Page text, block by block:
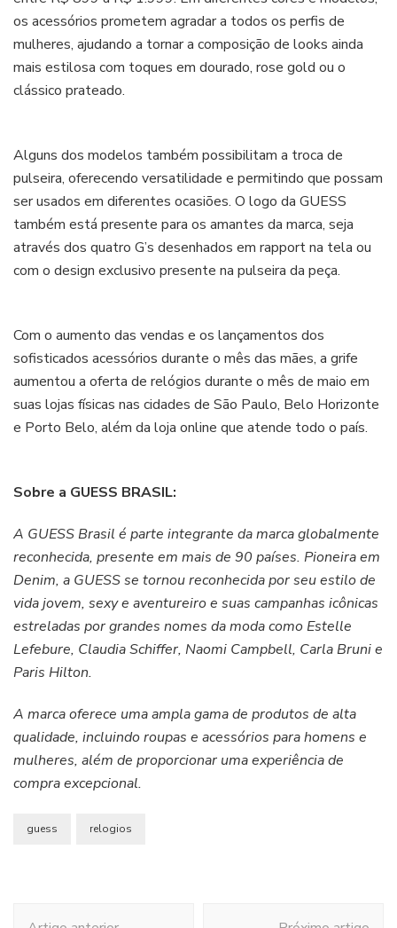
os acessórios prometem agradar a todos os perfis de
mulheres, ajudando a tornar a composição de looks ainda
mais estilosa com toques em dourado, rose gold ou o
clássico prateado.
Alguns dos modelos também possibilitam a troca de
pulseira, oferecendo versatilidade e permitindo que possam
ser usados em diferentes ocasiões. O logo da GUESS
também está presente para os amantes da marca, seja
através dos quatro G’s desenhados em rapport na tela ou
com o design exclusivo presente na pulseira da peça.
Com o aumento das vendas e os lançamentos dos
sofisticados acessórios durante o mês das mães, a grife
aumentou a oferta de relógios durante o mês de maio em
suas lojas físicas nas cidades de São Paulo, Belo Horizonte
e Porto Belo, além da loja online que atende todo o país.
Sobre a GUESS BRASIL:
A GUESS Brasil é parte integrante da marca globalmente
reconhecida, presente em mais de 90 países. Pioneira em
Denim, a GUESS se tornou reconhecida por seu estilo de
vida jovem, sexy e aventureiro e suas campanhas icônicas
estreladas por grandes nomes da moda como Estelle
Lefebure, Claudia Schiffer, Naomi Campbell, Carla Bruni e
Paris Hilton.
A marca oferece uma ampla gama de produtos de alta
qualidade, incluindo roupas e acessórios para homens e
mulheres, além de proporcionar uma experiência de
compra excepcional.
guess relogios